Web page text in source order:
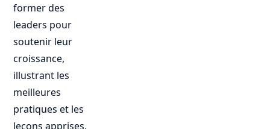
former des
leaders pour
soutenir leur
croissance,
illustrant les
meilleures
pratiques et les
leçons apprises.